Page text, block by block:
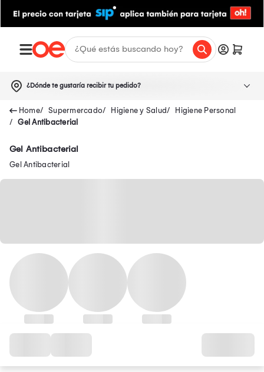
¿Dónde te gustaría recibir tu pedido?
Supermercado Higiene y Salud
Higiene Personal
Gel Antibacterial
Gel Antibacterial
Gel Antibacterial